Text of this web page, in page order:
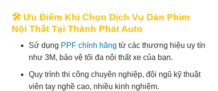
🛠 Ưu Điểm Khi Chọn Dịch Vụ Dán Phim
Nội Thất Tại Thành Phát Auto
Sử dụng PPF chính hãng từ các thương hiệu uy tín
như 3M, bảo vệ tối đa nội thất xe của bạn.
Quy trình thi công chuyên nghiệp, đội ngũ kỹ thuật
viên tay nghề cao, nhiều kinh nghiệm.